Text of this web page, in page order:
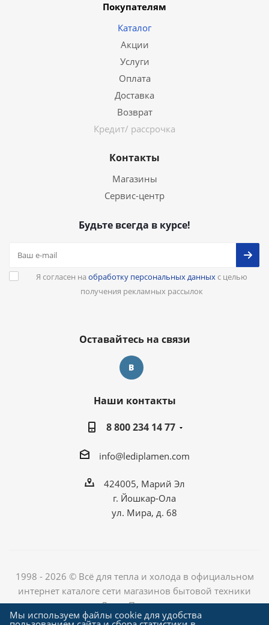
Покупателям
Каталог
Акции
Услуги
Оплата
Доставка
Возврат
Кредит/ рассрочка
Контакты
Магазины
Сервис-центр
Будьте всегда в курсе!
Я согласен на обработку персональных данныхс целью
получения рекламных рассылок
Оставайтесь на связи
Наши контакты
8 800 234 14 77
info@lediplamen.com
424005, Марий Эл
г. Йошкар-Ола
ул. Мира, д. 68
1998 - 2026 © Всё для тепла и холода в официальном
интернет каталоге сети магазинов бытовой техники
«Лед и Пламень»
Мы используем файлы cookie для удобства